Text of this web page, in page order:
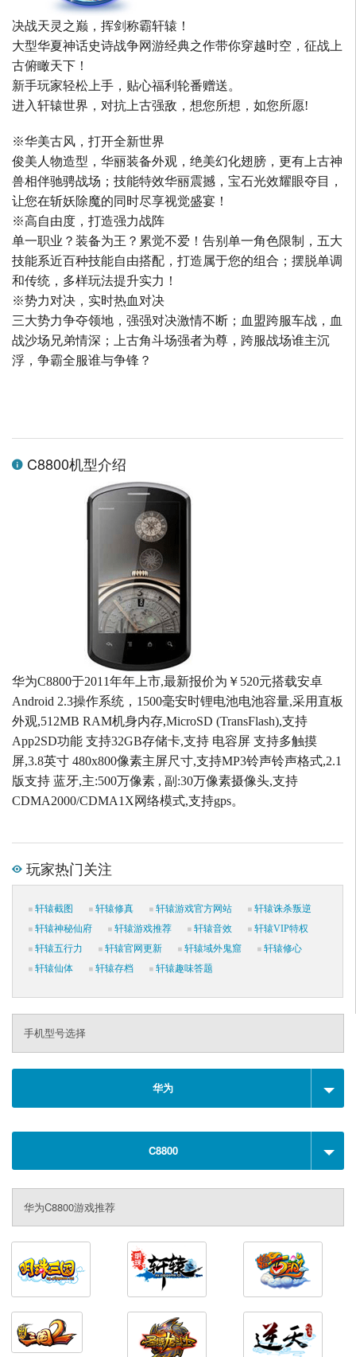
决战天灵之巅，挥剑称霸轩辕！
大型华夏神话史诗战争网游经典之作带你穿越时空，征战上
古俯瞰天下！
新手玩家轻松上手，贴心福利轮番赠送。
进入轩辕世界，对抗上古强敌，想您所想，如您所愿!
※华美古风，打开全新世界
俊美人物造型，华丽装备外观，绝美幻化翅膀，更有上古神
兽相伴驰骋战场；技能特效华丽震撼，宝石光效耀眼夺目，
让您在斩妖除魔的同时尽享视觉盛宴！
※高自由度，打造强力战阵
单一职业？装备为王？累觉不爱！告别单一角色限制，五大
技能系近百种技能自由搭配，打造属于您的组合；摆脱单调
和传统，多样玩法提升实力！
※势力对决，实时热血对决
三大势力争夺领地，强强对决激情不断；血盟跨服车战，血
战沙场兄弟情深；上古角斗场强者为尊，跨服战场谁主沉
浮，争霸全服谁与争锋？
C8800机型介绍
华为C8800于2011年年上市,最新报价为￥520元搭载安卓
Android 2.3操作系统，1500毫安时锂电池电池容量,采用直板
外观,512MB RAM机身内存,MicroSD (TransFlash),支持
App2SD功能 支持32GB存储卡,支持 电容屏 支持多触摸
屏,3.8英寸 480x800像素主屏尺寸,支持MP3铃声铃声格式,2.1
版支持 蓝牙,主:500万像素 , 副:30万像素摄像头,支持
CDMA2000/CDMA1X网络模式,支持gps。
玩家热门关注
轩辕截图 轩辕修真 轩辕游戏官方网站
轩辕诛杀叛逆
轩辕神秘仙府
轩辕游戏推荐 轩辕音效
轩辕VIP特权
轩辕五行力
轩辕官网更新 轩辕域外鬼窟
轩辕修心
轩辕仙体
轩辕存档 轩辕趣味答题
手机型号选择
华为
C8800
华为C8800游戏推荐